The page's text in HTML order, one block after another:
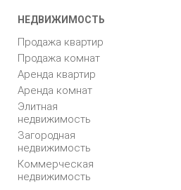
НЕДВИЖИМОСТЬ
Продажа квартир
Продажа комнат
Аренда квартир
Аренда комнат
Элитная
недвижимость
Загородная
недвижимость
Коммерческая
недвижимость